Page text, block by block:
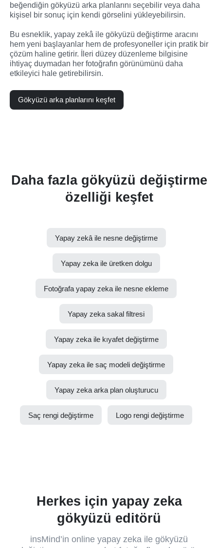
beğendiğin gökyüzü arka planlarını seçebilir veya daha
kişisel bir sonuç için kendi görselini yükleyebilirsin.
Bu esneklik, yapay zekâ ile gökyüzü değiştirme aracını
hem yeni başlayanlar hem de profesyoneller için pratik bir
çözüm haline getirir. İleri düzey düzenleme bilgisine
ihtiyaç duymadan her fotoğrafın görünümünü daha
etkileyici hale getirebilirsin.
Gökyüzü arka planlarını keşfet
Daha fazla gökyüzü değiştirme
özelliği keşfet
Yapay zekâ ile nesne değiştirme
Yapay zeka ile üretken dolgu
Fotoğrafa yapay zeka ile nesne ekleme
Yapay zeka sakal filtresi
Yapay zeka ile kıyafet değiştirme
Yapay zeka ile saç modeli değiştirme
Yapay zeka arka plan oluşturucu
Saç rengi değiştirme Logo rengi değiştirme
Herkes için yapay zeka
gökyüzü editörü
insMind’in online yapay zeka ile gökyüzü